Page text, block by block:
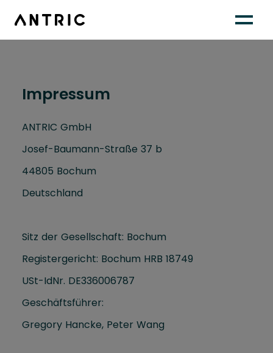
Impressum
ANTRIC GmbH
Josef-Baumann-Straße 37 b
44805 Bochum
Deutschland
Sitz der Gesellschaft: Bochum
Registergericht: Bochum HRB 18749
USt-IdNr. DE336006787
Geschäftsführer:
Gregory Hancke, Peter Wang